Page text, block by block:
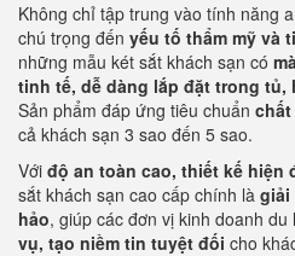
Không chỉ tập trung vào tính năng
chú trọng đến yếu tố thẩm mỹ và
những mẫu két sắt khách sạn có
tinh tế, dễ dàng lắp đặt trong tủ,
Sản phẩm đáp ứng tiêu chuẩn
cả khách sạn 3 sao đến 5 sao.
Với độ an toàn cao, thiết kế hiện
sắt khách sạn cao cấp chính là giải
hảo, giúp các đơn vị kinh doanh du
vụ, tạo niềm tin tuyệt đối cho